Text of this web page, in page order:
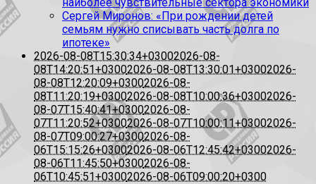
Сергей Миронов: «При рождении детей
семьям нужно списывать часть долга по
ипотеке»
2026-08-08T15:30:34+03002026-08-
08T14:20:51+03002026-08-08T13:30:01+03002026-
08-08T12:20:09+03002026-08-
08T11:20:19+03002026-08-08T10:00:36+03002026-
08-07T15:40:41+03002026-08-
07T11:20:52+03002026-08-07T10:00:11+03002026-
08-07T09:00:27+03002026-08-
06T15:15:26+03002026-08-06T12:45:42+03002026-
08-06T11:45:50+03002026-08-
06T10:45:51+03002026-08-06T09:00:20+0300